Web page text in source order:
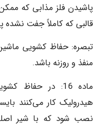
پاشیدن فلز مذابی که
قالبی که کاملاً جفت نشده
تبصره: حفاظ کشویی
منفذ و روزنه باشد.
ماده‌ 16: در
نصب شود که با شیر